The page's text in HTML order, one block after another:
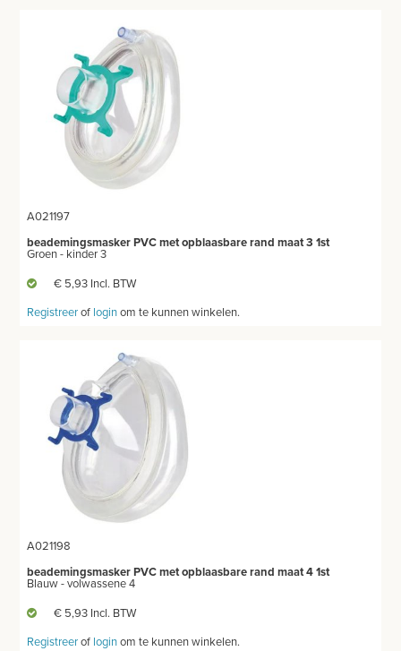
A021197
beademingsmasker PVC met opblaasbare rand maat 3 1st
Groen - kinder 3
€ 5,93 Incl. BTW
Registreerof loginom te kunnen winkelen.
A021198
beademingsmasker PVC met opblaasbare rand maat 4 1st
Blauw - volwassene 4
€ 5,93 Incl. BTW
Registreerof loginom te kunnen winkelen.